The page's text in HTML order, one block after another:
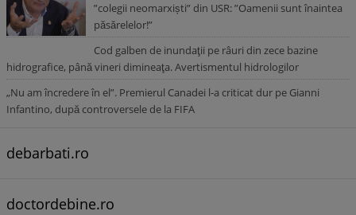
”colegii neomarxiști” din USR: ”Oamenii sunt înaintea
păsărelelor!”
Cod galben de inundaţii pe râuri din zece bazine
hidrografice, până vineri dimineaţa. Avertismentul hidrologilor
„Nu am încredere în el”. Premierul Canadei l-a criticat dur pe Gianni
Infantino, după controversele de la FIFA
debarbati.ro
doctordebine.ro